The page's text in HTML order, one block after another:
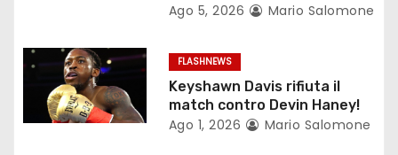
c
l
Ago 5, 2026 Mario Salomone
FLASHNEWS
Keyshawn Davis rifiuta il
match contro Devin Haney!
Ago 1, 2026 Mario Salomone